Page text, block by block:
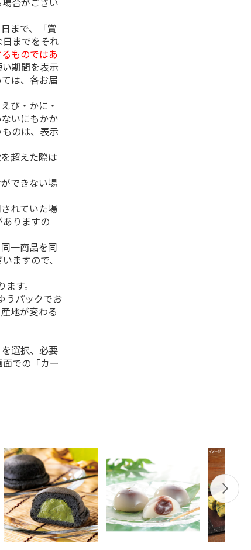
まで、「賞
までをそれ
ものではあ
期間を表示
は、各お届
び・かに・
いにもかか
のは、表示
超えた際は
できない場
れていた場
りますの
一商品を同
ますので、
す。
うパックでお
地が変わる
選択、必要
での「カー